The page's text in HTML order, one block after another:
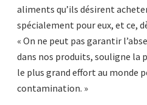
aliments qu’ils désirent
spécialement pour eux, et ce,
« On ne peut pas garantir
dans nos produits, souligne
le plus grand effort au monde
contamination. »